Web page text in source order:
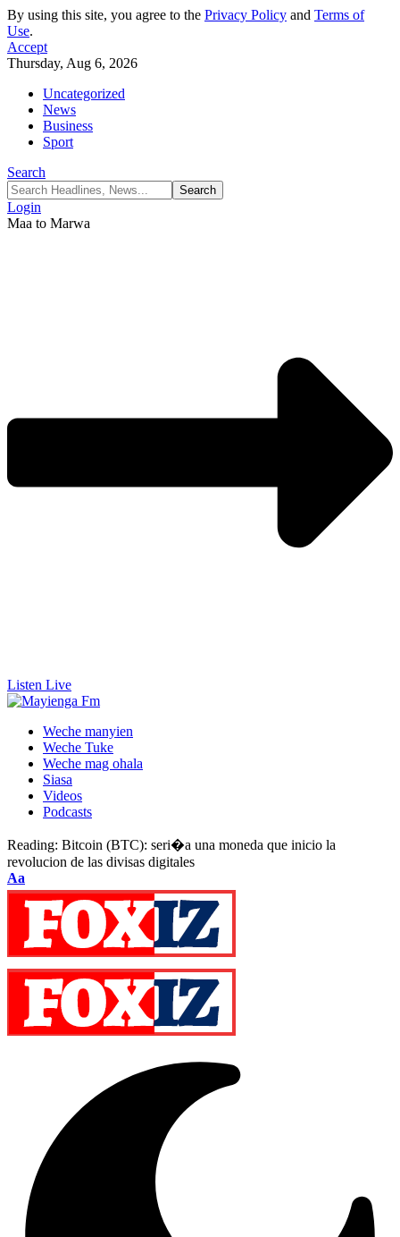
By using this site, you agree to the Privacy Policy and Terms of
Use.
Accept
Thursday, Aug 6, 2026
Uncategorized
News
Business
Sport
Search
Login
Maa to Marwa
Listen Live
Weche manyien
Weche Tuke
Weche mag ohala
Siasa
Videos
Podcasts
Reading: Bitcoin (BTC): seri�a una moneda que inicio la
revolucion de las divisas digitales
Font
Resizer
Aa